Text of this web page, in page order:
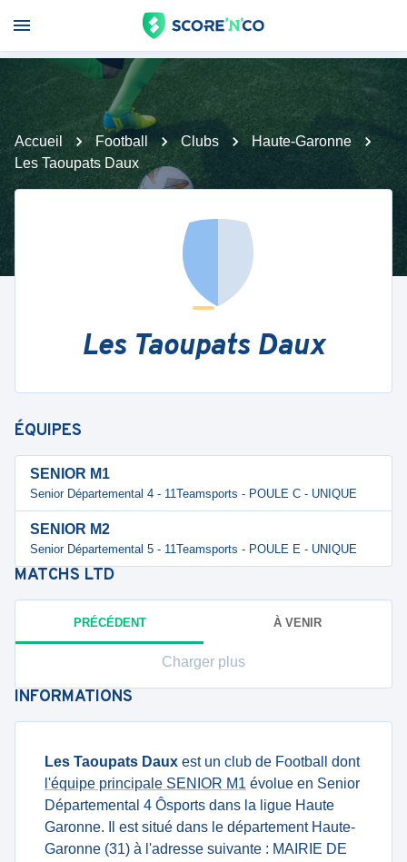
Accueil Football Clubs
Haute-Garonne
Les Taoupats Daux
Les Taoupats Daux
ÉQUIPES
SENIOR M1
Senior Départemental 4 - 11Teamsports - POULE C - UNIQUE
SENIOR M2
Senior Départemental 5 - 11Teamsports - POULE E - UNIQUE
MATCHS LTD
PRÉCÉDENT À VENIR
Charger plus
INFORMATIONS
Les Taoupats Daux est un club de Football dont
l'équipe principale SENIOR M1 évolue en Senior
Départemental 4 Ôsports dans la ligue Haute
Garonne. Il est situé dans le département Haute-
Garonne (31) à l'adresse suivante : MAIRIE DE